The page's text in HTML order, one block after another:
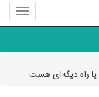
منوی
سایت
مشاور
یا راه دیگه‌ای هست